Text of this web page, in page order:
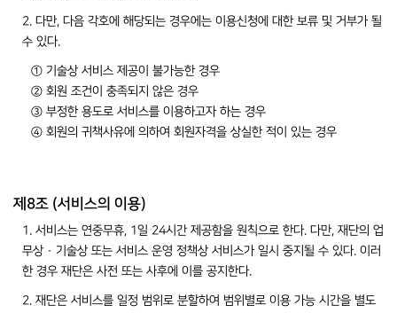
2. 다만, 다음 각호에 해당되는 경우에는 이용신청에 대한 보류 및 거부가 될
수 있다.
① 기술상 서비스 제공이 불가능한 경우
② 회원 조건이 충족되지 않은 경우
③ 부정한 용도로 서비스를 이용하고자 하는 경우
④ 회원의 귀책사유에 의하여 회원자격을 상실한 적이 있는 경우
제8조 (서비스의 이용)
1. 서비스는 연중무휴, 1일 24시간 제공함을 원칙으로 한다. 다만, 재단의 업
무상 · 기술상 또는 서비스 운영 정책상 서비스가 일시 중지될 수 있다. 이러
한 경우 재단은 사전 또는 사후에 이를 공지한다.
2. 재단은 서비스를 일정 범위로 분할하여 범위별로 이용 가능 시간을 별도